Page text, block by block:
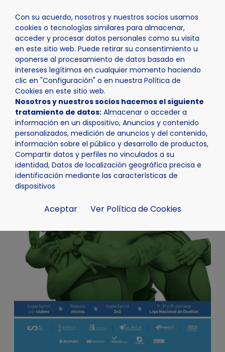
Con su acuerdo, nosotros y nuestros socios usamos
cookies o tecnologías similares para almacenar,
acceder y procesar datos personales como su visita
en este sitio web. Puede retirar su consentimiento u
oponerse al procesamiento de datos basado en
intereses legítimos en cualquier momento haciendo
clic en "Configuración" o en nuestra Política de
Cookies en este sitio web.
Nosotros y nuestros socios hacemos el siguiente
tratamiento de datos: Almacenar o acceder a
información en un dispositivo, Anuncios y contenido
personalizados, medición de anuncios y del contenido,
información sobre el público y desarrollo de productos,
Compartir datos y perfiles no vinculados a su
identidad, Datos de localización geográfica precisa e
identificación mediante las características de
dispositivos
Aceptar Ver Política de Cookies
Inicio Actualidad Agenda Nacional Supersprint